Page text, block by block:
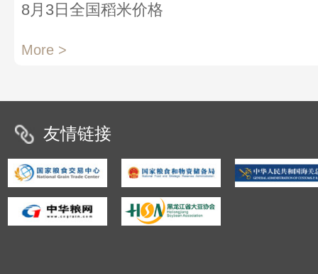
8月3日全国稻米价格
More >
友情链接